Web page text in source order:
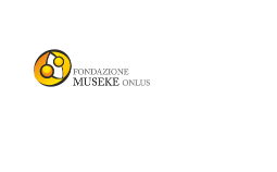
contenuto